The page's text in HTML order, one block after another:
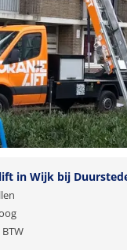
in Wijk bij